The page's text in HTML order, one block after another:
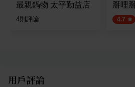
最親鍋物 太平勤益店
4則評論
掰哩
4.7
用戶評論